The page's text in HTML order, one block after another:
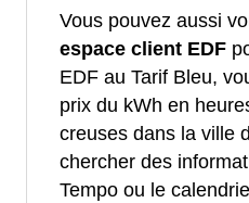
Vous pouvez aussi
espace client EDF
EDF au Tarif Bleu,
prix du kWh en
creuses dans la ville
chercher des
Tempo ou le